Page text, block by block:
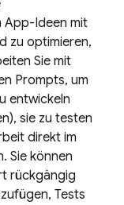
App-Ideen mit
zu optimieren,
Sie mit
Prompts, um
entwickeln
sie zu testen
direkt im
Sie können
rückgängig
Tests